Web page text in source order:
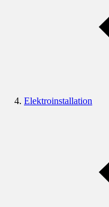
Elektroinstallation